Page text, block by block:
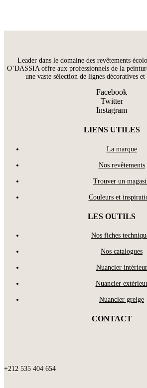
Leader dans le domaine des revêtements
O’DASSIA offre aux professionnels de la
une vaste sélection de lignes décoratives
Facebook
Twitter
Instagram
LIENS UTILES
La marque
Nos revêtements
Trouver un
Couleurs et
LES OUTILS
Nos fiches
Nos catalogues
Nuancier intérieur
Nuancier
Nuancier greige
CONTACT
+212 535 404 654